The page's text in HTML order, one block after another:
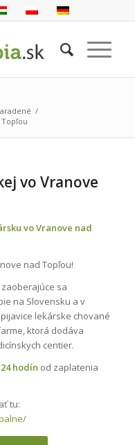
/
vo Vranove
vo Vranove nad
nad Topľou!
zaoberajúce sa
na Slovensku a v
lekárske chované
ktorá dodáva
centier.
hodín od zaplatenia
tu: